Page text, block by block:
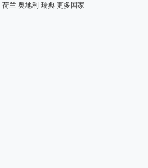
荷兰 奥地利 瑞典 更多国家